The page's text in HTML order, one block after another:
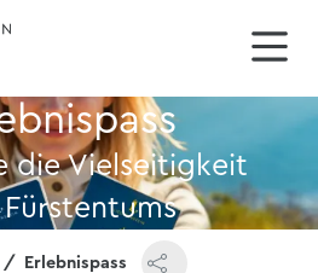
die Vielseitigkeit
Erlebnispass